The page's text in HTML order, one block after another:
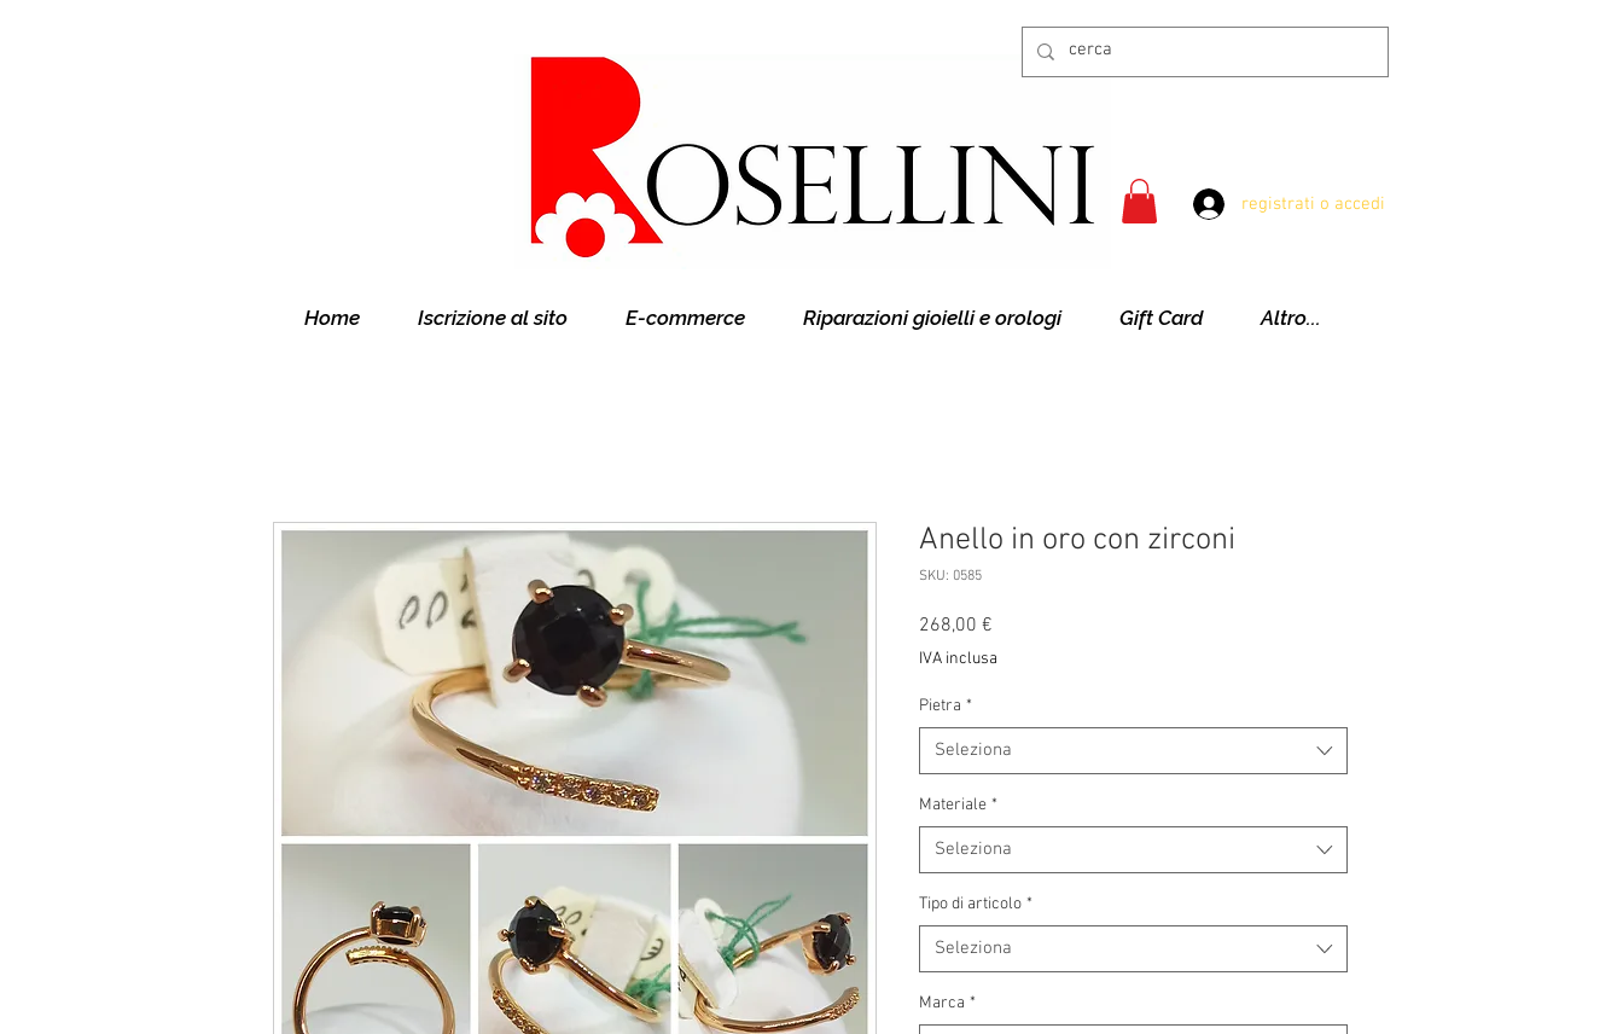
Gioielleria Rosellini
Rosellini online
registrati o accedi
Home Iscrizione al sito E-commerce Riparazioni gioielli e orologi Gift Card Altro...
Anello in oro con zirconi
SKU: 0585
268,00 €
IVA inclusa
Pietra *
Seleziona
Materiale *
Seleziona
Tipo di articolo *
Seleziona
Marca *